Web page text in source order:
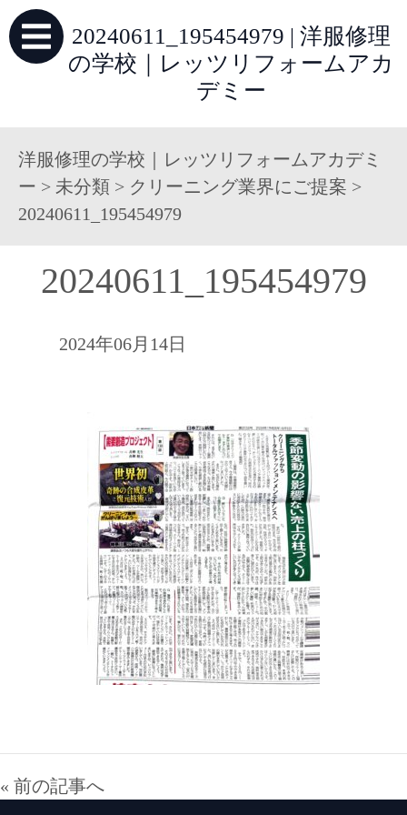
20240611_195454979 | 洋服修理
の学校｜レッツリフォームアカ
デミー
洋服修理の学校｜レッツリフォームアカデミ
ー > 未分類 > クリーニング業界にご提案 >
20240611_195454979
20240611_195454979
2024年06月14日
« 前の記事へ